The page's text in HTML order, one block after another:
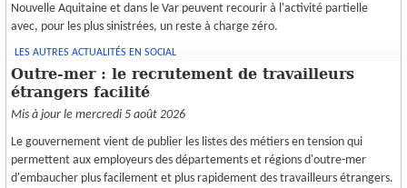
Nouvelle Aquitaine et dans le Var peuvent recourir à l'activité partielle
avec, pour les plus sinistrées, un reste à charge zéro.
LES AUTRES ACTUALITÉS EN SOCIAL
Outre-mer : le recrutement de travailleurs
étrangers facilité
Mis à jour le mercredi 5 août 2026
Le gouvernement vient de publier les listes des métiers en tension qui
permettent aux employeurs des départements et régions d'outre-mer
d'embaucher plus facilement et plus rapidement des travailleurs étrangers.